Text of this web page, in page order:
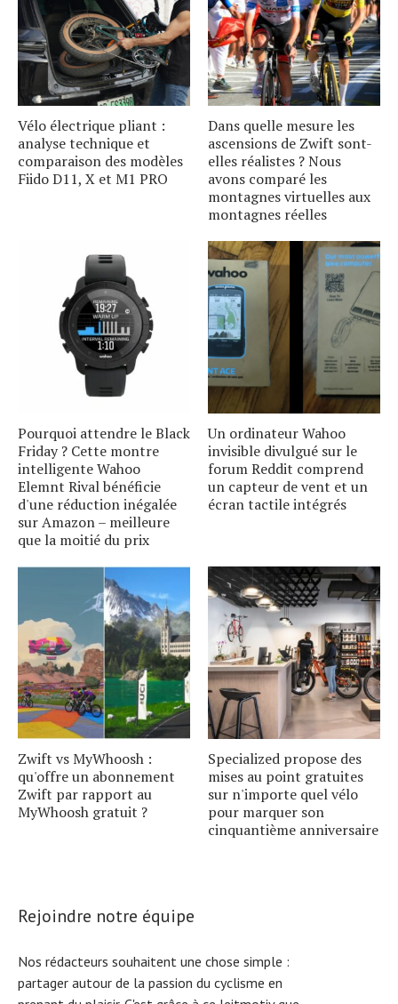
Vélo électrique pliant :
analyse technique et
comparaison des modèles
Fiido D11, X et M1 PRO
Dans quelle mesure les
ascensions de Zwift sont-
elles réalistes ? Nous
avons comparé les
montagnes virtuelles aux
montagnes réelles
Pourquoi attendre le Black
Friday ? Cette montre
intelligente Wahoo
Elemnt Rival bénéficie
d'une réduction inégalée
sur Amazon – meilleure
que la moitié du prix
Un ordinateur Wahoo
invisible divulgué sur le
forum Reddit comprend
un capteur de vent et un
écran tactile intégrés
Zwift vs MyWhoosh :
qu'offre un abonnement
Zwift par rapport au
MyWhoosh gratuit ?
Specialized propose des
mises au point gratuites
sur n'importe quel vélo
pour marquer son
cinquantième anniversaire
Rejoindre notre équipe
Nos rédacteurs souhaitent une chose simple :
partager autour de la passion du cyclisme en